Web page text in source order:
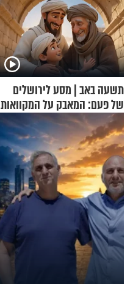
תשעה באב | מסע לירושלים
של פעם: המאבק על המקוואות